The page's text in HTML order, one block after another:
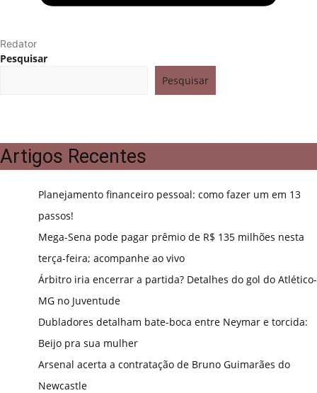
Redator
Pesquisar
Pesquisar
Artigos Recentes
Planejamento financeiro pessoal: como fazer um em 13
passos!
Mega-Sena pode pagar prêmio de R$ 135 milhões nesta
terça-feira; acompanhe ao vivo
Árbitro iria encerrar a partida? Detalhes do gol do Atlético-
MG no Juventude
Dubladores detalham bate-boca entre Neymar e torcida:
Beijo pra sua mulher
Arsenal acerta a contratação de Bruno Guimarães do
Newcastle